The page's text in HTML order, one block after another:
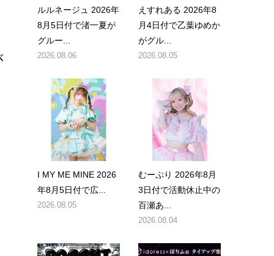
ルルネージュ 2026年
8月5日付で渚一夏が
グルー...
2026.08.06
えすれある 2026年8
月4日付で乙葉ゆめか
がグル...
2026.08.05
I MY ME MINE 2026
年8月5日付で広...
2026.08.05
むーぷり 2026年8月
3日付で活動休止中の
百瀬あ...
2026.08.04